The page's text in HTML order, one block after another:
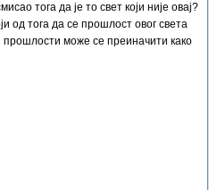
тога да је то свет који није овај?
од тога да се прошлост овог света
може се преиначити како